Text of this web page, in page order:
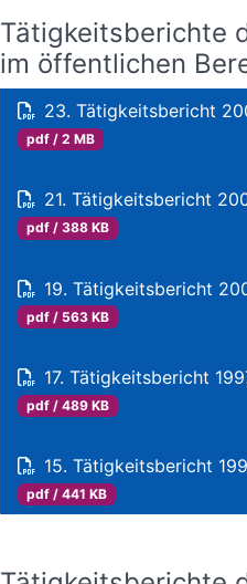
Tätigkeitsberichte
im öffentlichen
23. Tätigkeitsbericht
pdf / 2 MB
21. Tätigkeitsbericht
pdf / 388 KB
19. Tätigkeitsbericht
pdf / 563 KB
17. Tätigkeitsbericht
pdf / 489 KB
15. Tätigkeitsbericht
pdf / 441 KB